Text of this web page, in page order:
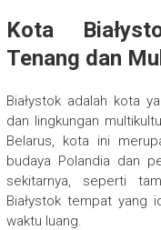
Kota
Tenang dan
Białystok adalah kota
dan lingkungan
Belarus, kota ini
budaya Polandia dan
sekitarnya, seperti
Białystok tempat yang
waktu luang.